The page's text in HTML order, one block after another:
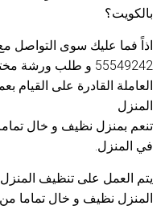
بالكويت؟
اذاً فما عليك سوى التواصل
55549242 و طلب
العاملة القادرة على القيام
المنزل
تنعم بمنزل نظيف و خال
في المنزل.
يتم العمل على تنظيف
المنزل نظيف و خال تماما من